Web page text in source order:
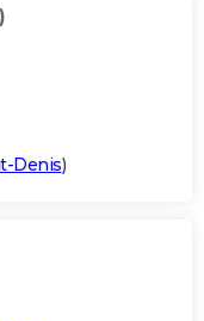
Denis)